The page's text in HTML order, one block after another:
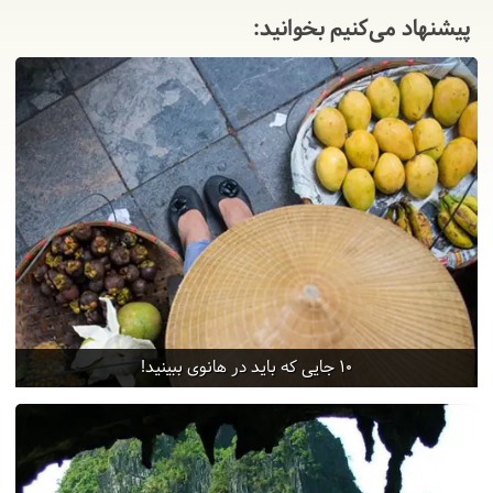
پیشنهاد می‌کنیم بخوانید:
10 جایی که باید در هانوی ببینید!